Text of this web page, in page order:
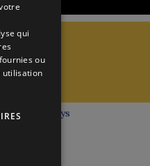
site
Vackélys
qui
ou
utilisation